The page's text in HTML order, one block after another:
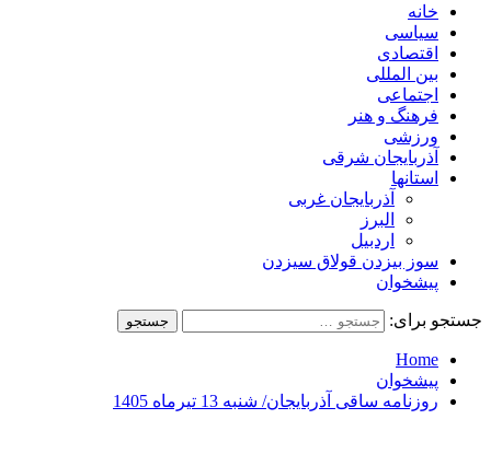
خانه
سیاسی
اقتصادی
بین المللی
اجتماعی
فرهنگ و هنر
ورزشی
آذربایجان شرقی
استانها
آذربایجان غربی
البرز
اردبیل
سوز بیزدن قولاق سیزدن
پیشخوان
جستجو برای:
Home
پیشخوان
روزنامه ساقی آذربایجان/ شنبه 13 تیرماه 1405